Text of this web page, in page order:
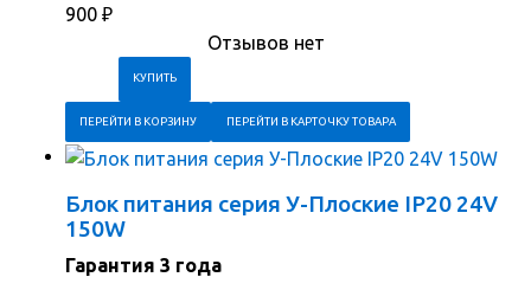
900 ₽
Отзывов нет
ПЕРЕЙТИ В КОРЗИНУ ПЕРЕЙТИ В КАРТОЧКУ ТОВАРА
Блок питания серия У-Плоские IP20 24V
150W
Гарантия 3 года